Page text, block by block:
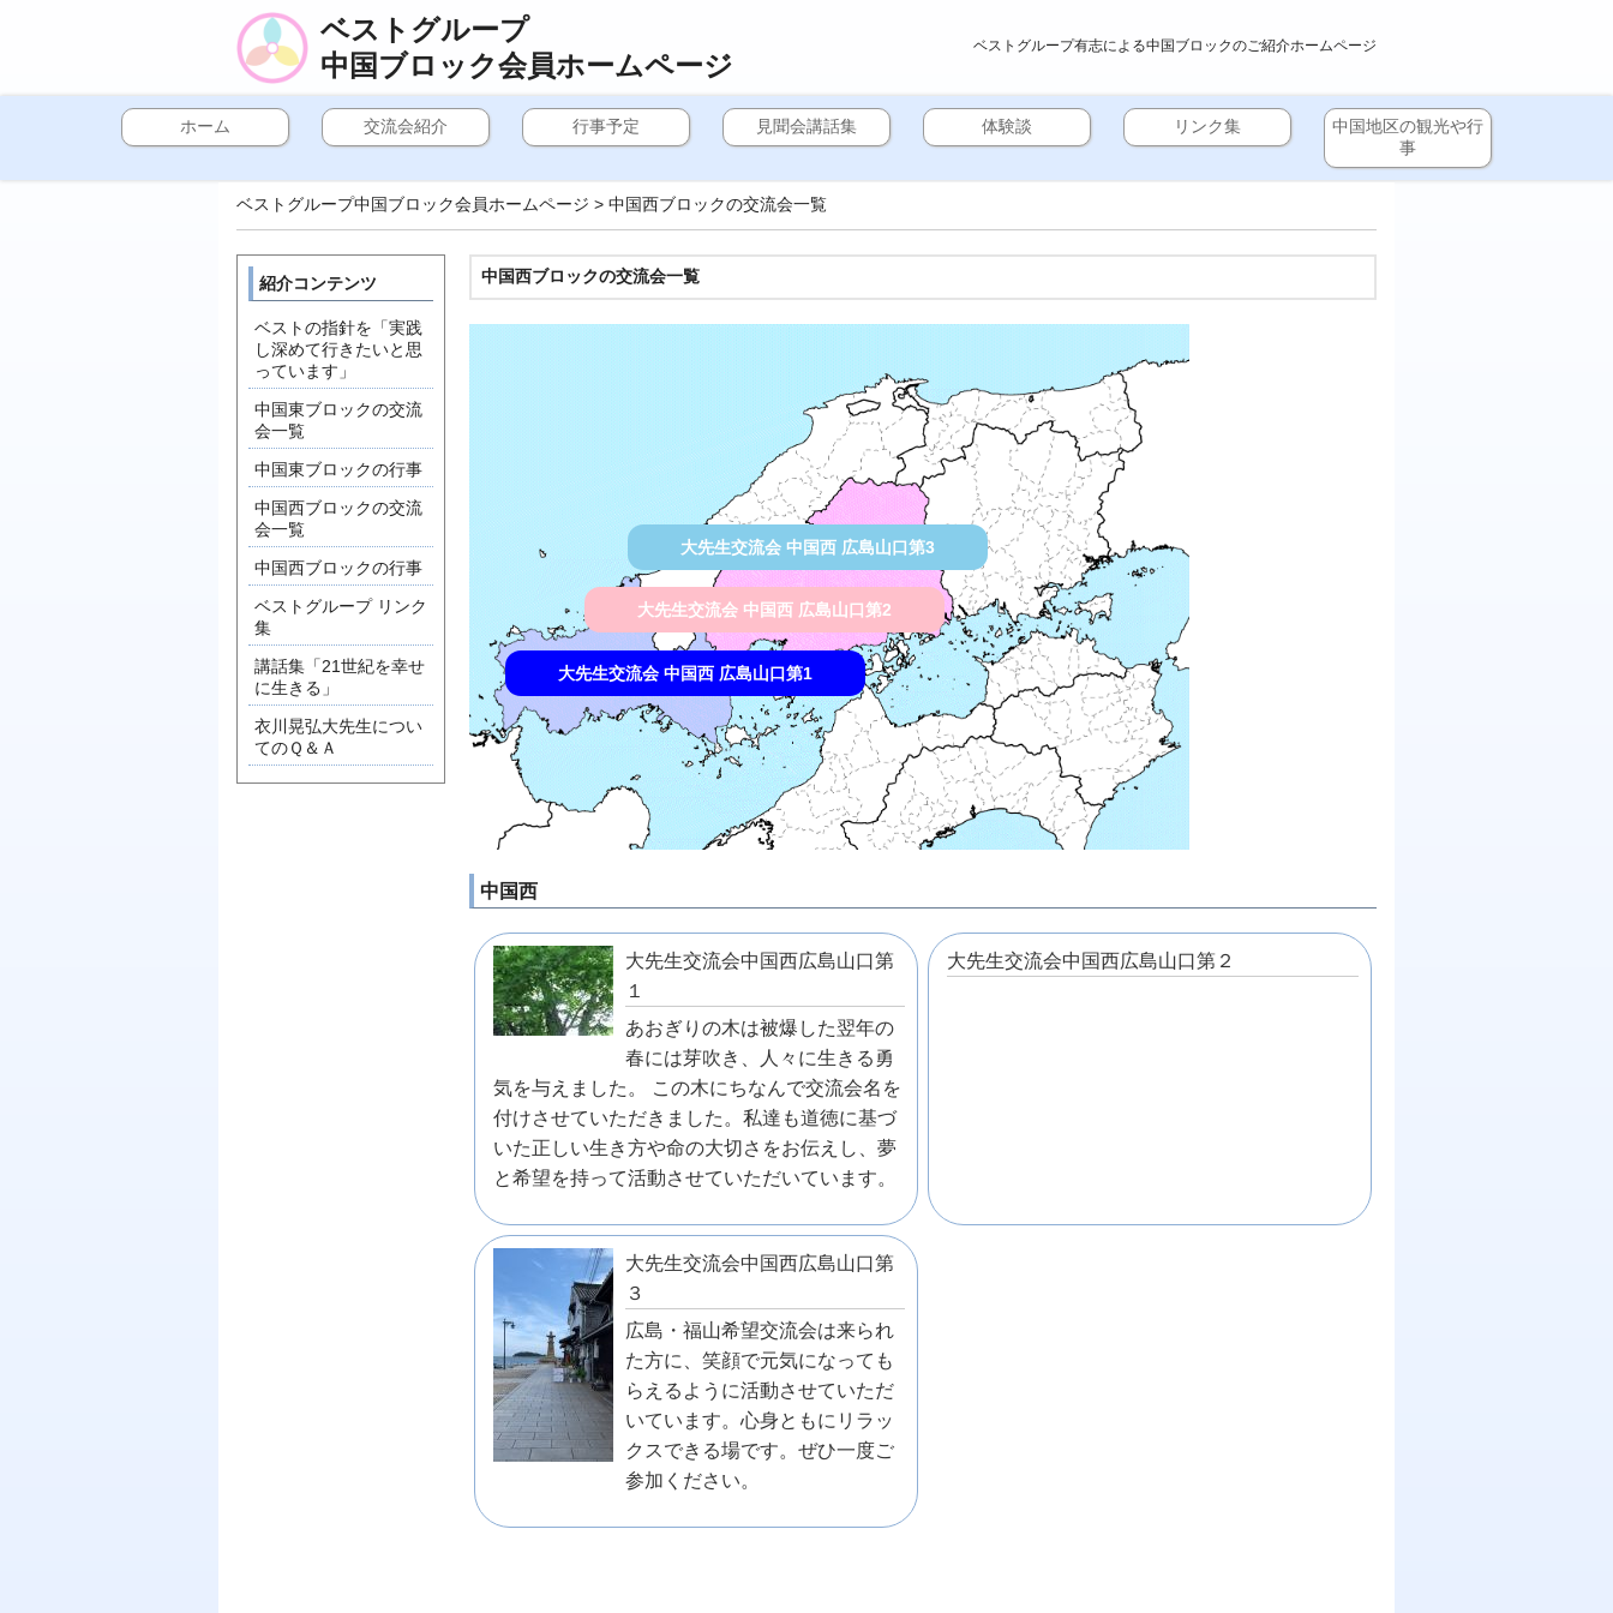
ベストグループ有志による中国ブロックのご紹介ホームページ
ベストグループ
中国ブロック会員ホームページ
ホーム 交流会紹介 行事予定 見聞会講話集 体験談 リンク集
中国地区の観光や行
事
ベストグループ中国ブロック会員ホームページ > 中国西ブロックの交流会一覧
紹介コンテンツ
ベストの指針を「実践
し深めて行きたいと思
っています」
中国東ブロックの交流
会一覧
中国東ブロックの行事
中国西ブロックの交流
会一覧
中国西ブロックの行事
ベストグループ リンク
集
講話集「21世紀を幸せ
に生きる」
衣川晃弘大先生につい
てのＱ＆Ａ
中国西ブロックの交流会一覧
大先生交流会 中国西 広島山口第1
大先生交流会 中国西 広島山口第2
大先生交流会 中国西 広島山口第3
中国西
大先生交流会中国西広島山口第
１
あおぎりの木は被爆した翌年の
春には芽吹き、人々に生きる勇
気を与えました。 この木にちなんで交流会名を
付けさせていただきました。私達も道徳に基づ
いた正しい生き方や命の大切さをお伝えし、夢
と希望を持って活動させていただいています。
大先生交流会中国西広島山口第２
大先生交流会中国西広島山口第
３
広島・福山希望交流会は来られ
た方に、笑顔で元気になっても
らえるように活動させていただ
いています。心身ともにリラッ
クスできる場です。ぜひ一度ご
参加ください。